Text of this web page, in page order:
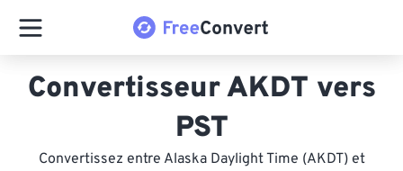
Convertisseur AKDT vers
PST
Convertissez entre Alaska Daylight Time (AKDT) et